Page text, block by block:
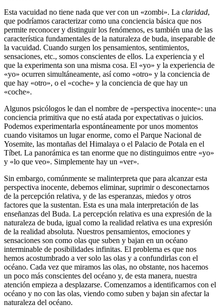
Esta vacuidad no tiene nada que ver con un «zombi». La claridad,
que podríamos caracterizar como una conciencia básica que nos
permite reconocer y distinguir los fenómenos, es también una de las
característica fundamentales de la naturaleza de buda, inseparable de
la vacuidad. Cuando surgen los pensamientos, sentimientos,
sensaciones, etc., somos conscientes de ellos. La experiencia y el
que la experimenta son una misma cosa. El «yo» y la experiencia de
«yo» ocurren simultáneamente, así como «otro» y la conciencia de
que hay «otro», o el «coche» y la conciencia de que hay un
«coche».
Algunos psicólogos le dan el nombre de «perspectiva inocente»: una
conciencia primitiva que no está atada por expectativas o juicios.
Podemos experimentarla espontáneamente por unos momentos
cuando visitamos un lugar enorme, como el Parque Nacional de
Yosemite, las montañas del Himalaya o el Palacio de Potala en el
Tíbet. La panorámica es tan enorme que no distinguimos entre «yo»
y «lo que veo». Simplemente hay un «ver».
Sin embargo, comúnmente se malinterpreta que para alcanzar esta
perspectiva inocente, debemos eliminar, suprimir o desconectarnos
de la percepción relativa, y de las esperanzas, miedos y otros
factores que la sustentan. Esta es una mala interpretación de las
enseñanzas del Buda. La percepción relativa es una expresión de la
naturaleza de buda, igual como la realidad relativa es una expresión
de la realidad absoluta. Nuestros pensamientos, emociones y
sensaciones son como olas que suben y bajan en un océano
interminable de posibilidades infinitas. El problema es que nos
hemos acostumbrado a ver solo las olas y a confundirlas con el
océano. Cada vez que miramos las olas, no obstante, nos hacemos
un poco más conscientes del océano y, de esta manera, nuestra
atención empieza a desplazarse. Comenzamos a identificarnos con el
océano y no con las olas, viendo como suben y bajan sin afectar la
naturaleza del océano.